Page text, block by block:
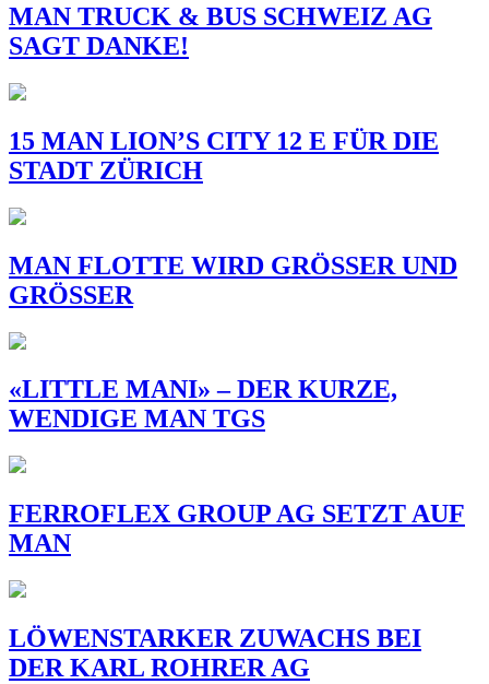
MAN TRUCK & BUS SCHWEIZ AG
SAGT DANKE!
15 MAN LION’S CITY 12 E FÜR DIE
STADT ZÜRICH
MAN FLOTTE WIRD GRÖSSER UND
GRÖSSER
«LITTLE MANI» – DER KURZE,
WENDIGE MAN TGS
FERROFLEX GROUP AG SETZT AUF
MAN
LÖWENSTARKER ZUWACHS BEI
DER KARL ROHRER AG